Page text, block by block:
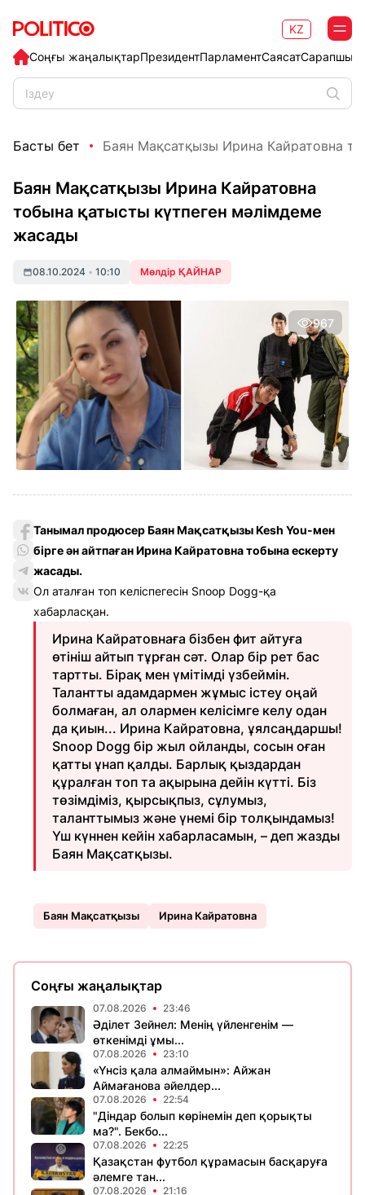
Соңғы жаңалықтарПрезидентПарламентСаясат
KZ
Басты бет Баян Мақсатқызы Ирина Кайратовна
Баян Мақсатқызы Ирина Кайратовна
тобына қатысты күтпеген мәлімдеме
жасады
08.10.2024 • 10:10 Мөлдір ҚАЙНАР
967
Танымал продюсер Баян Мақсатқызы Kesh You-мен
бірге ән айтпаған Ирина Кайратовна тобына ескерту
жасады.
Ол аталған топ келіспегесін Snoop Dogg-қа
хабарласқан.
Ирина Кайратовнаға бізбен фит айтуға
өтініш айтып тұрған сәт. Олар бір рет бас
тартты. Бірақ мен үмітімді үзбеймін.
Талантты адамдармен жұмыс істеу оңай
болмаған, ал олармен келісімге келу одан
да қиын... Ирина Кайратовна, ұялсаңдаршы!
Snoop Dogg бір жыл ойланды, сосын оған
қатты ұнап қалды. Барлық қыздардан
құралған топ та ақырына дейін күтті. Біз
төзімдіміз, қырсықпыз, сұлумыз,
таланттымыз және үнемі бір толқындамыз!
Үш күннен кейін хабарласамын, – деп жазды
Баян Мақсатқызы.
Баян Мақсатқызы Ирина Кайратовна
Соңғы жаңалықтар
07.08.2026 23:46
Әділет Зейнел: Менің үйленгенім —
өткенімді ұмы...
07.08.2026 23:10
«Үнсіз қала алмаймын»: Айжан
Аймағанова әйелдер...
07.08.2026 22:54
"Діндар болып көрінемін деп қорықты
ма?". Бекбо...
07.08.2026 22:25
Қазақстан футбол құрамасын басқаруға
әлемге тан...
07.08.2026 21:16